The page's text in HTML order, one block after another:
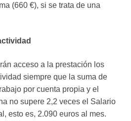
(660 €), si se trata de una
acceso a la prestación los
siempre que la suma de
por cuenta propia y el
no supere 2,2 veces el Salario
esto es, 2.090 euros al mes.